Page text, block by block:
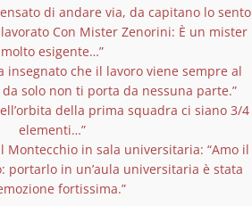
di andare via, da capitano lo sento
Con Mister Zenorini: È un mister
molto esigente…”
insegnato che il lavoro viene sempre al
solo non ti porta da nessuna parte.”
della prima squadra ci siano 3/4
elementi…”
Montecchio in sala universitaria: “Amo il
portarlo in un’aula universitaria è stata
fortissima.”